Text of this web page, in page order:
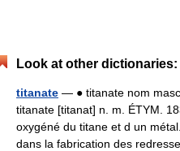
Look at other dictionaries:
titanate — ● titanate nom
titanate [titanat] n. m. ÉTYM.
oxygéné du titane et d un
dans la fabrication des